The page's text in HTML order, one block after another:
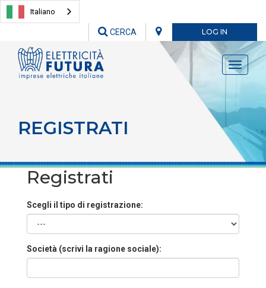
Italiano
LOG IN
CERCA
Toggle
REGISTRATI
Registrati
Scegli il tipo di registrazione:
Società (scrivi la ragione sociale):